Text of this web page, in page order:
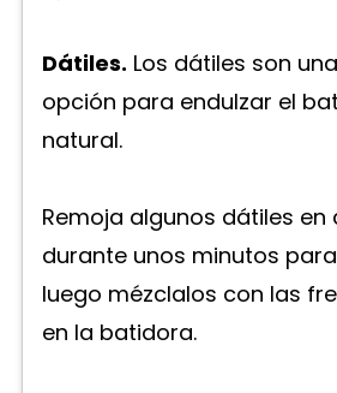
Dátiles. Los dátiles son
opción para endulzar el
natural.
Remoja algunos dátiles
durante unos minutos
luego mézclalos con las
en la batidora.